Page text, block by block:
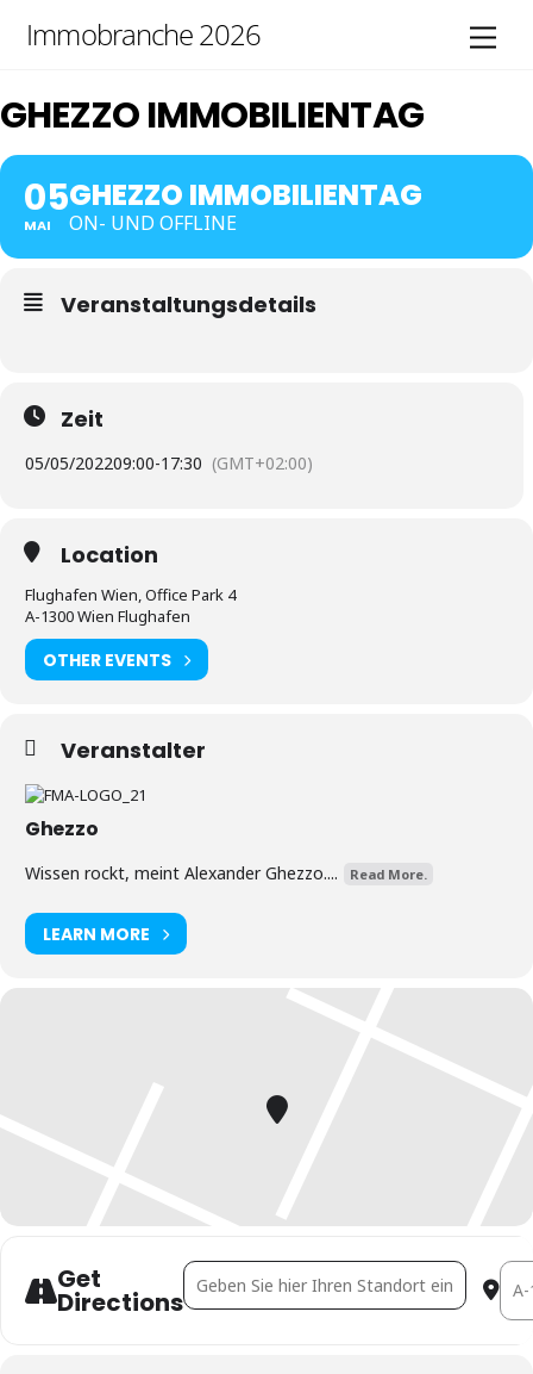
Immobranche 2026
GHEZZO IMMOBILIENTAG
05
MAI
GHEZZO IMMOBILIENTAG
ON- UND OFFLINE
Veranstaltungsdetails
Zeit
05/05/202209:00-17:30 (GMT+02:00)
Location
Flughafen Wien, Office Park 4
A-1300 Wien Flughafen
OTHER EVENTS
Veranstalter
Ghezzo
Wissen rockt, meint Alexander Ghezzo.... Read More.
LEARN MORE
Get
Directions
Address - Ghezzo Immobilientag